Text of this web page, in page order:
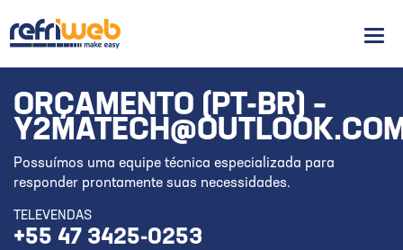
ORÇAMENTO (PT-BR) –
Possuímos uma equipe técnica especializada para
responder prontamente suas necessidades.
TELEVENDAS
+55 47 3425-0253